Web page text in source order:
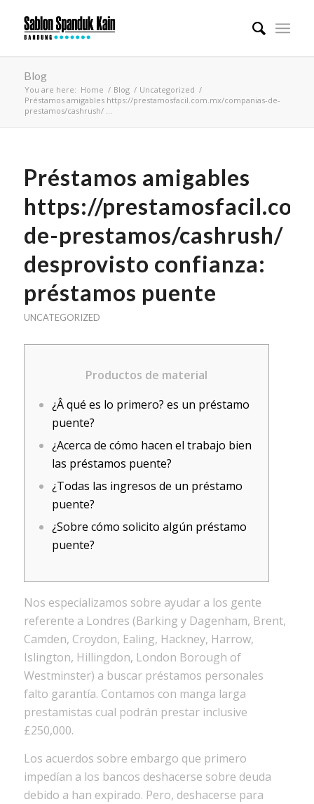
Blog
You are here: Home / Blog / Uncategorized /
Préstamos amigables https://prestamosfacil.com.mx/companias-de-
prestamos/cashrush/ ...
Préstamos amigables
https://
de-prestamos/cashrush/
desprovisto confianza:
préstamos puente
UNCATEGORIZED
Productos de material
¿Â qué es lo primero? es un préstamo
puente?
¿Acerca de cómo hacen el trabajo bien
las préstamos puente?
¿Todas las ingresos de un préstamo
puente?
¿Sobre cómo solicito algún préstamo
puente?
Nos especializamos sobre ayudar a los gente
referente a Londres (Barking y Dagenham, Brent,
Camden, Croydon, Ealing, Hackney, Harrow,
Islington, Hillingdon, London Borough of
Westminster) a buscar préstamos personales
falto garantía. Contamos con manga larga
prestamistas cual podrán prestar inclusive
£250,000.
Los acuerdos sobre embargo que primero
impedían a los bancos deshacerse sobre deuda
debido a han expirado. Pero, deshacerse para